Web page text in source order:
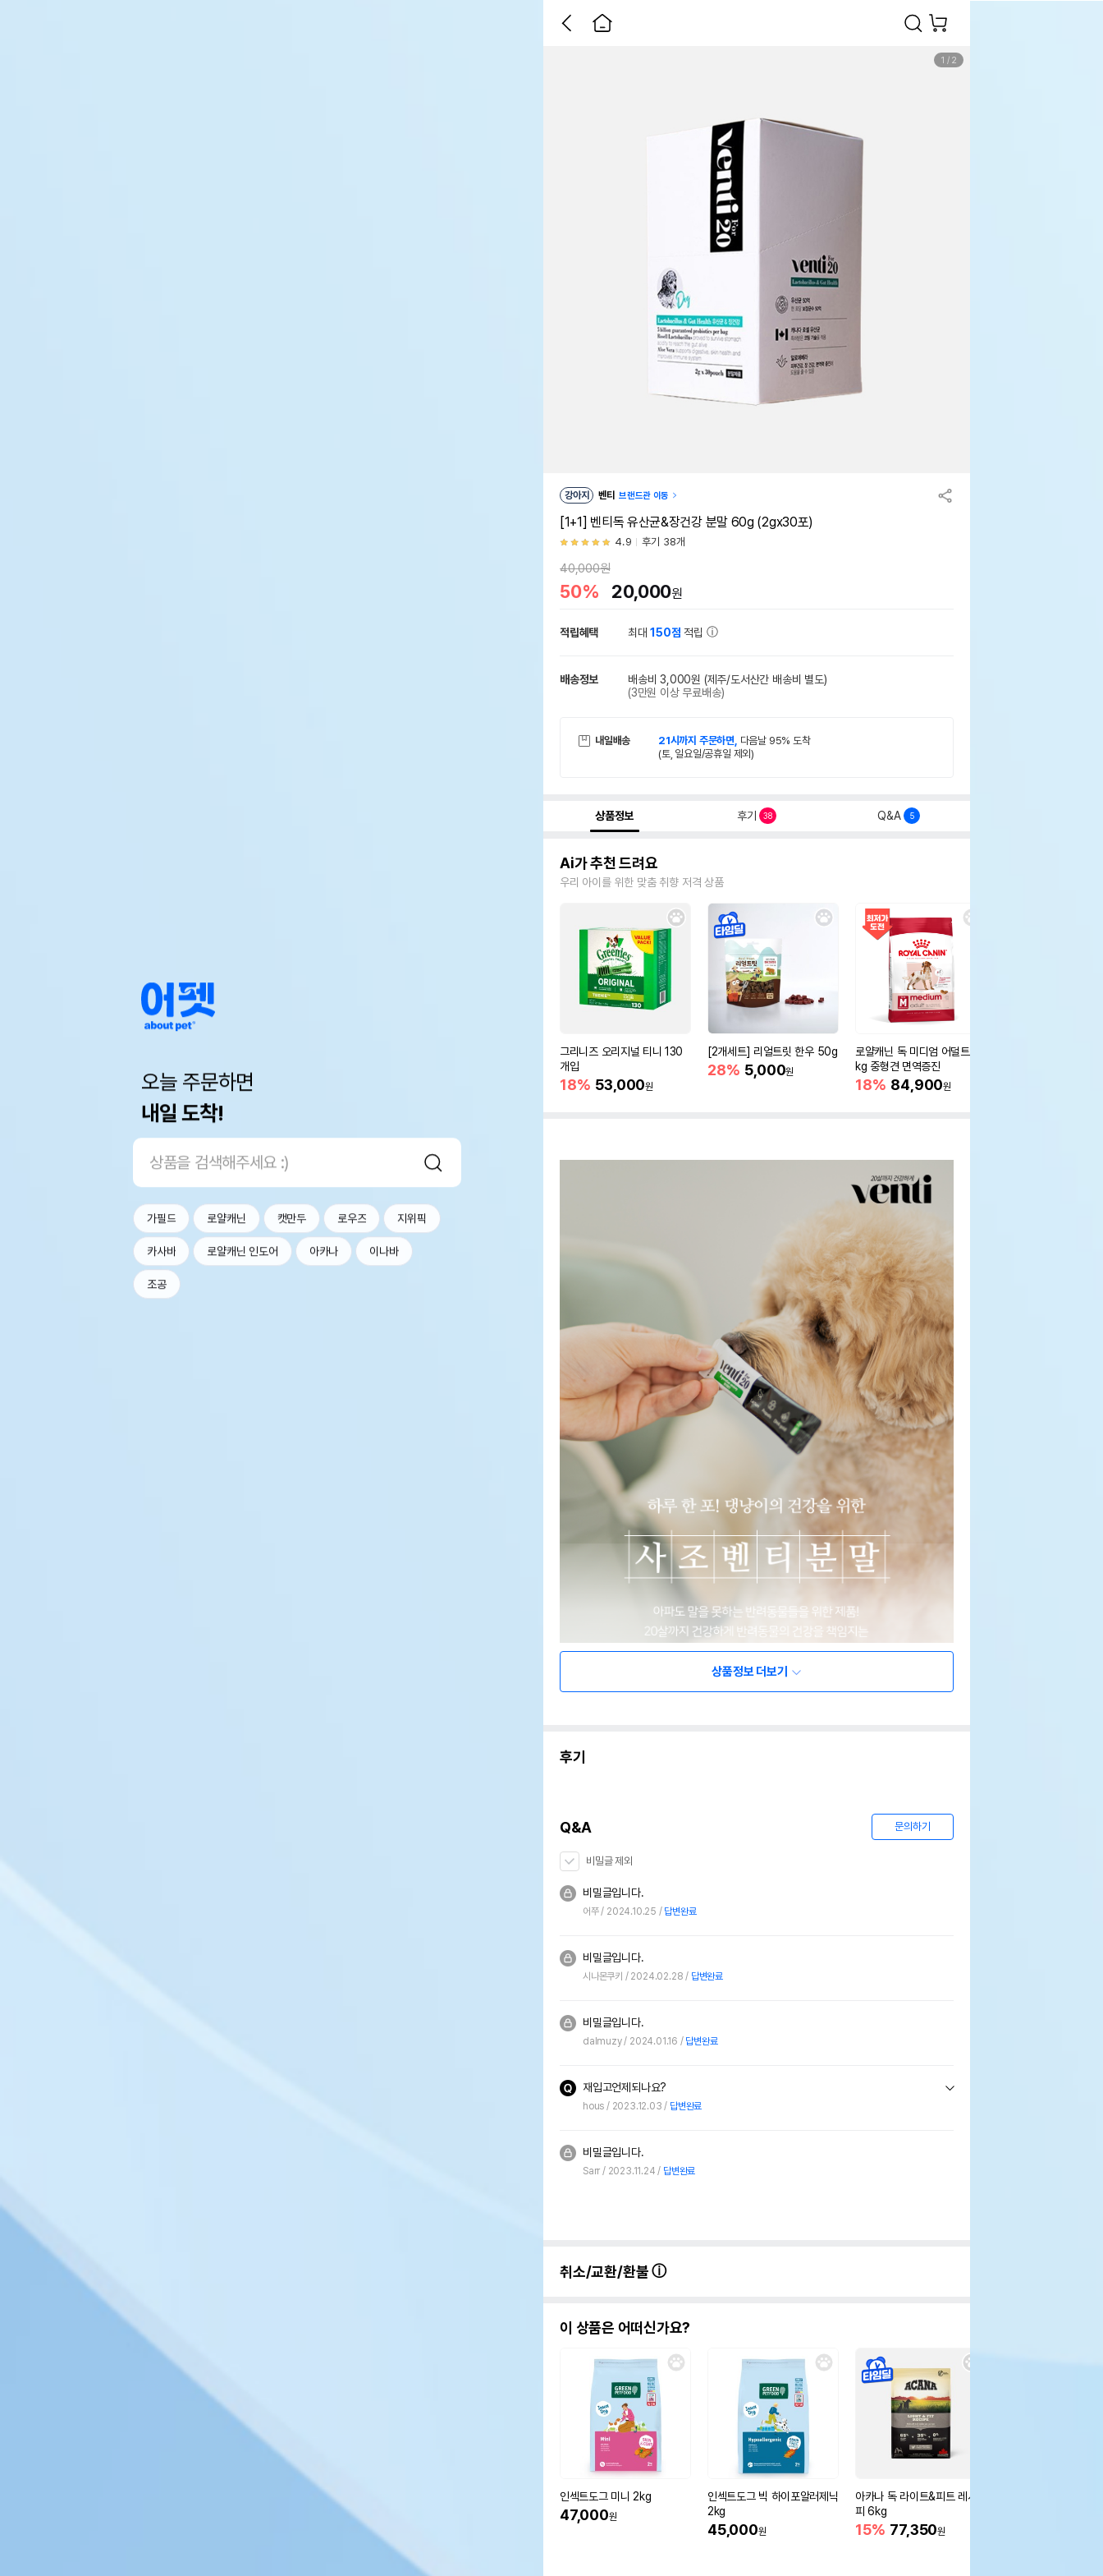
오늘 주문하면
내일 도착!
가필드 로얄캐닌 캣만두 로우즈 지위픽
카사바 로얄캐닌 인도어 아카나 이나바
조공
1 / 2
강아지 벤티 브랜드관 이동
[1+1] 벤티독 유산균&장건강 분말 60g (2gx30포)
4.9 후기 38개
40,000원
50% 20,000원
적립혜택 최대150점 적립
배송정보 배송비 3,000원 (제주/도서산간 배송비 별도)
(3만원 이상 무료배송)
내일배송 21시까지 주문하면, 다음날 95% 도착
(토, 일요일/공휴일 제외)
상품정보 후기 38 Q&A 5
Ai가 추천 드려요
우리 아이를 위한 맞춤 취향 저격 상품
그리니즈 오리지널 티니 130
개입
18% 53,000원
[2개세트] 리얼트릿 한우 50g
28% 5,000원
로얄캐닌 독 미디엄 어덜트 10
kg 중형견 면역증진
18% 84,900원
상품정보 더보기
후기
Q&A 문의하기
비밀글 제외
비밀글입니다.
어쭈 2024.10.25 답변완료
비밀글입니다.
시나몬쿠키 2024.02.28 답변완료
비밀글입니다.
dalmuzy 2024.01.16 답변완료
재입고언제되나요?
hous 2023.12.03 답변완료
비밀글입니다.
Sarr 2023.11.24 답변완료
취소/교환/환불
이 상품은 어떠신가요?
인섹트도그 미니 2kg
47,000원
인섹트도그 빅 하이포알러제닉
2kg
45,000원
아카나 독 라이트&피트 레시
피 6kg
15% 77,350원